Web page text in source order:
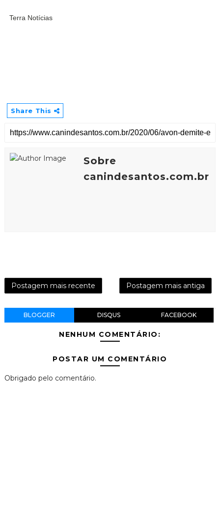
Terra Notícias
Share This
Sobre
canindesantos.com.br
Postagem mais recente Postagem mais antiga
BLOGGER DISQUS FACEBOOK
NENHUM COMENTÁRIO:
POSTAR UM COMENTÁRIO
Obrigado pelo comentário.